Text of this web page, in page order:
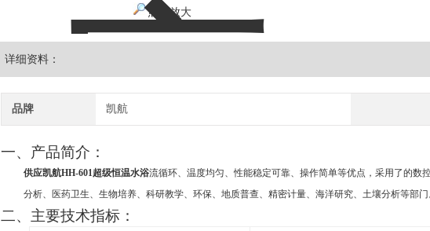
点击放大
详细资料：
品牌 凯航
一、产品简介：
供应凯航HH-601超级恒温水浴流循环、温度均匀、性能稳定可靠、操作简单等优点，采用了的数
分析、医药卫生、生物培养、科研教学、环保、地质普查、精密计量、海洋研究、土壤分析等部门
二、 主要技术指标：